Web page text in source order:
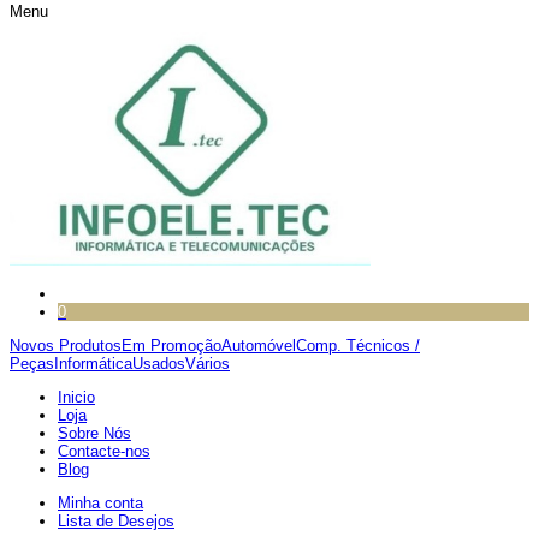
Menu
0
Novos Produtos Em PromoçãoAutomóvel Comp. Técnicos /
Peças InformáticaUsadosVários
Inicio
Loja
Sobre Nós
Contacte-nos
Blog
Minha conta
Lista de Desejos